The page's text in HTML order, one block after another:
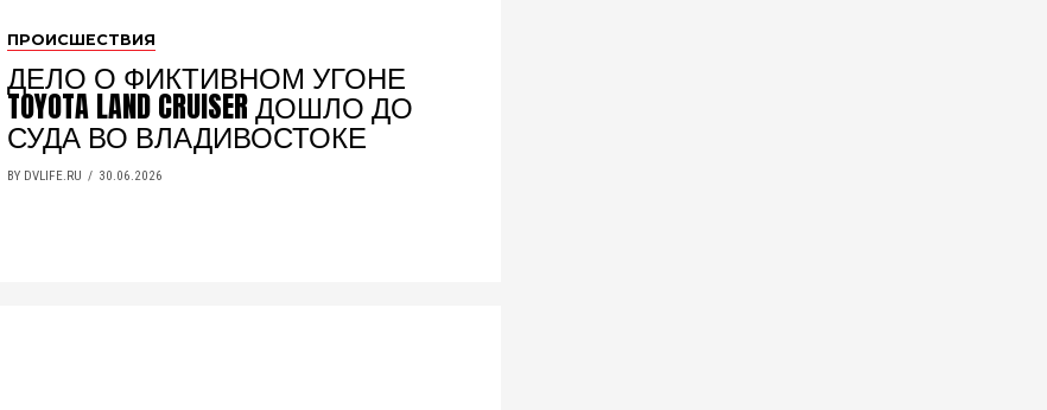
ПРОИСШЕСТВИЯ
ДЕЛО О ФИКТИВНОМ УГОНЕ
TOYOTA LAND CRUISER ДОШЛО ДО
СУДА ВО ВЛАДИВОСТОКЕ
BY DVLIFE.RU 30.06.2026